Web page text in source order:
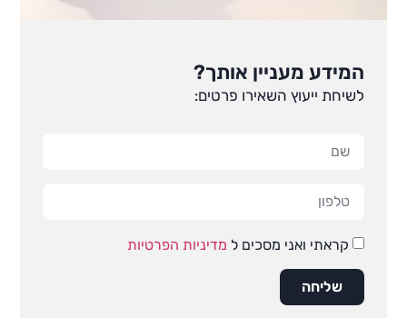
המידע מעניין אותך?
לשיחת ייעוץ השאירו פרטים:
קראתי ואני מסכים ל מדיניות הפרטיות
שליחה